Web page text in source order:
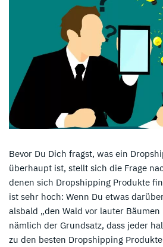
Bevor Du Dich fragst, was ein
überhaupt ist, stellt sich die Frage
denen sich Dropshipping Produkte
ist sehr hoch: Wenn Du etwas
alsbald „den Wald vor lauter
nämlich der Grundsatz, dass jeder
zu den besten Dropshipping